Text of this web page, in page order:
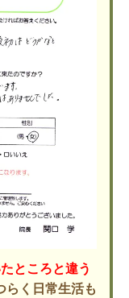
ところと違う
らく日常生活も